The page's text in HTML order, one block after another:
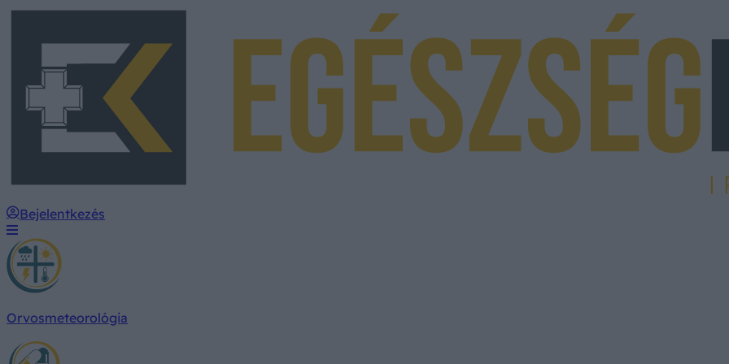
Bejelentkezés
Orvosmeteorológia